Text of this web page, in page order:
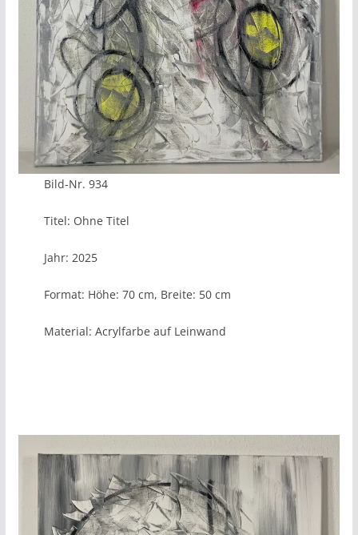
Bild-Nr. 934
Titel: Ohne Titel
Jahr: 2025
Format: Höhe: 70 cm, Breite: 50 cm
Material: Acrylfarbe auf Leinwand